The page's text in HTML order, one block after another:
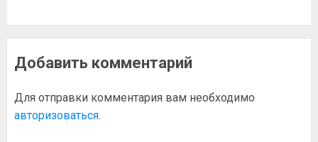
Добавить комментарий
Для отправки комментария вам необходимо
авторизоваться.